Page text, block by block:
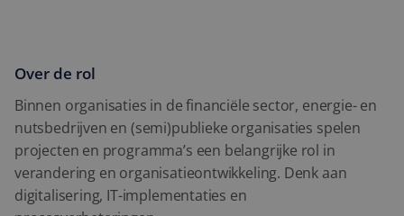
Over de rol
Binnen organisaties in de financiële sector, energie- en
nutsbedrijven en (semi)publieke organisaties spelen
projecten en programma’s een belangrijke rol in
verandering en organisatieontwikkeling. Denk aan
digitalisering, IT-implementaties en